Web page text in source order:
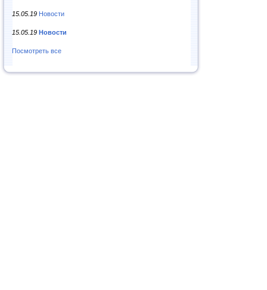
15.05.19 Новости
15.05.19 Новости
Посмотреть все